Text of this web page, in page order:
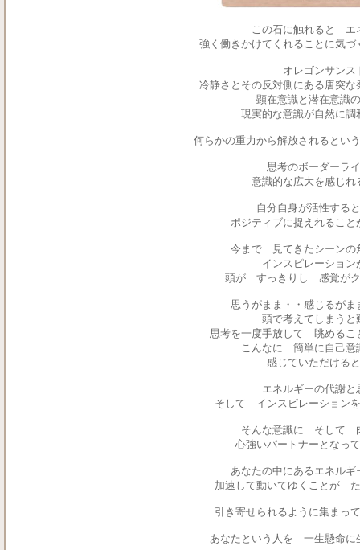
この石に触れると エ
強く働きかけてくれることに気
オレゴンサン
冷静さとその反対側にある唐突
顕在意識と潜在意
現実的な意識が自然に調
何らかの重力から解放されるとい
思考のボーダー
意識的な広大を感じれ
自分自身が活性す
ポジティブに捉えれるこ
今まで 見てきたシーン
インスピレーション
頭が すっきりし 感覚がク
思うがまま・・感じるが
頭で考えてしまうと
思考を一度手放して 眺めるこ
こんなに 簡単に自己意
感じていただける
エネルギーの代謝と
そして インスピレーション
そんな意識に そして
心強いパートナーとなっ
あなたの中にあるエネル
加速して動いてゆくことが
引き寄せられるように集まっ
あなたという人を 一生懸命に